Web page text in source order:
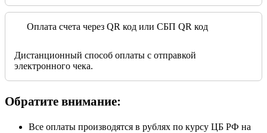
Оплата счета через QR код или СБП QR код
Дистанционный способ оплаты с отправкой
электронного чека.
Обратите внимание:
Все оплаты производятся в рублях по курсу ЦБ РФ на